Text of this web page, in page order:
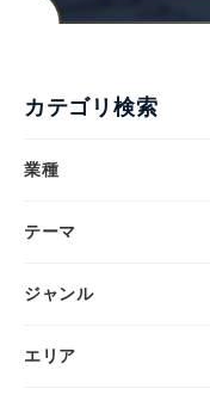
カテゴリ検索
業種
テーマ
ジャンル
エリア